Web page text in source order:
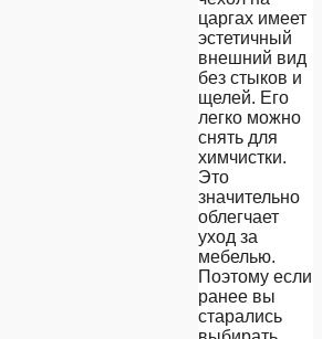
царгах имеет
эстетичный
внешний вид
без стыков и
щелей. Его
легко можно
снять для
химчистки.
Это
значительно
облегчает
уход за
мебелью.
Поэтому если
ранее вы
старались